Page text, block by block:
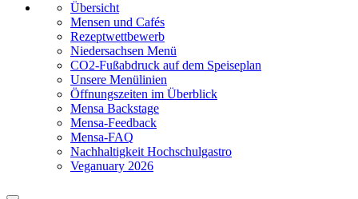
Übersicht
Mensen und Cafés
Rezeptwettbewerb
Niedersachsen Menü
CO2-Fußabdruck auf dem Speiseplan
Unsere Menülinien
Öffnungszeiten im Überblick
Mensa Backstage
Mensa-Feedback
Mensa-FAQ
Nachhaltigkeit Hochschulgastro
Veganuary 2026